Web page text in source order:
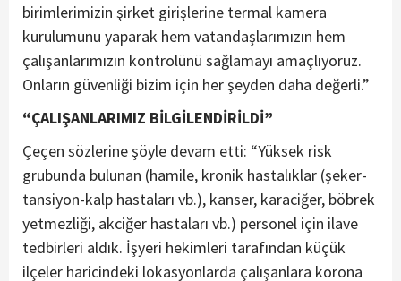
birimlerimizin şirket girişlerine termal kamera
kurulumunu yaparak hem vatandaşlarımızın hem
çalışanlarımızın kontrolünü sağlamayı amaçlıyoruz.
Onların güvenliği bizim için her şeyden daha değerli.”
“ÇALIŞANLARIMIZ BİLGİLENDİRİLDİ”
Çeçen sözlerine şöyle devam etti: “Yüksek risk
grubunda bulunan (hamile, kronik hastalıklar (şeker-
tansiyon-kalp hastaları vb.), kanser, karaciğer, böbrek
yetmezliği, akciğer hastaları vb.) personel için ilave
tedbirleri aldık. İşyeri hekimleri tarafından küçük
ilçeler haricindeki lokasyonlarda çalışanlara korona